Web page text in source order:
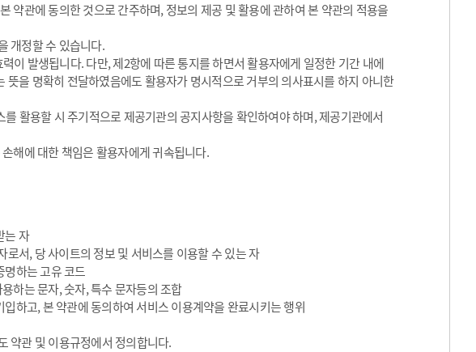
약관에 동의한 것으로 간주하며, 정보의 제공 및 활용에 관하여 본 약관의 적용을
개정할 수 있습니다.
이 발생됩니다. 다만, 제2항에 따른 통지를 하면서 활용자에게 일정한 기간 내에
을 명확히 전달하였음에도 활용자가 명시적으로 거부의 의사표시를 하지 아니한
활용할 시 주기적으로 제공기관의 공지사항을 확인하여야 하며, 제공기관에서
해에 대한 책임은 활용자에게 귀속됩니다.
는 자
서, 당 사이트의 정보 및 서비스를 이용할 수 있는 자
명하는 고유 코드
하는 문자, 숫자, 특수 문자등의 조합
하고, 본 약관에 동의하여 서비스 이용계약을 완료시키는 행위
약관 및 이용규정에서 정의합니다.